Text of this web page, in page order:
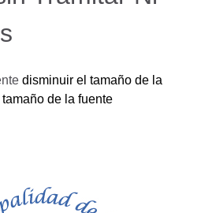
disminuir el tamaño de la
de la fuente